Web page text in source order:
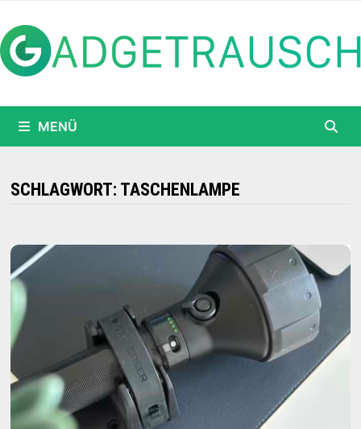
Inhalt
springen
MENÜ
SCHLAGWORT: TASCHENLAMPE